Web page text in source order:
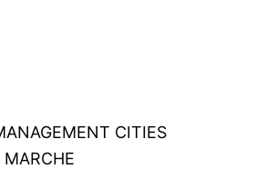
CITIES